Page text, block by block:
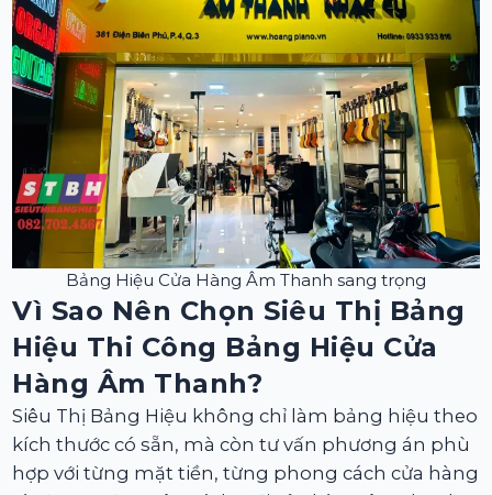
Bảng Hiệu Cửa Hàng Âm Thanh sang trọng
Vì Sao Nên Chọn Siêu Thị Bảng
Hiệu Thi Công Bảng Hiệu Cửa
Hàng Âm Thanh?
Siêu Thị Bảng Hiệu không chỉ làm bảng hiệu theo
kích thước có sẵn, mà còn tư vấn phương án phù
hợp với từng mặt tiền, từng phong cách cửa hàng